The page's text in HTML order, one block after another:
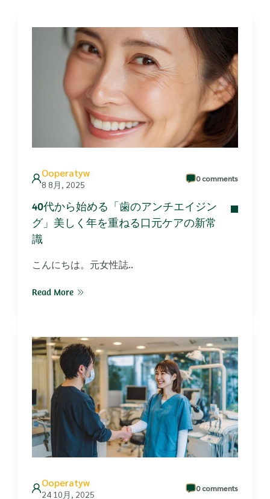
Ooperatyw
8 8月, 2025
0 comments
40代から始める「歯のアンチエイジン
グ」美しく年を重ねる口元ケアの新常
識
こんにちは。元女性誌..
Read More
Ooperatyw
24 10月, 2025
0 comments